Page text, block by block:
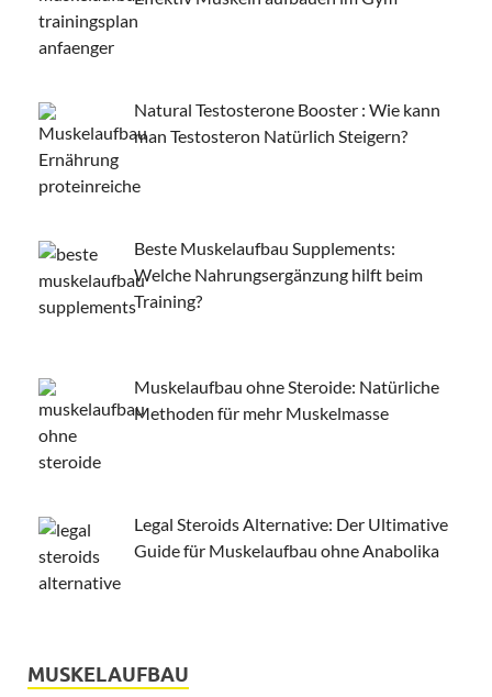
Natural Testosterone Booster : Wie kann
man Testosteron Natürlich Steigern?
Beste Muskelaufbau Supplements:
Welche Nahrungsergänzung hilft beim
Training?
Muskelaufbau ohne Steroide: Natürliche
Methoden für mehr Muskelmasse
Legal Steroids Alternative: Der Ultimative
Guide für Muskelaufbau ohne Anabolika
MUSKELAUFBAU